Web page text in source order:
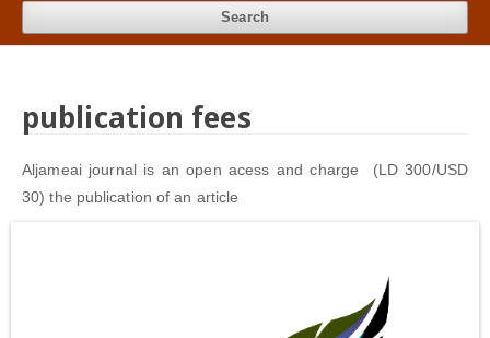
Search
publication fees
Aljameai journal is an open acess and charge (LD 300/USD
30) the publication of an article